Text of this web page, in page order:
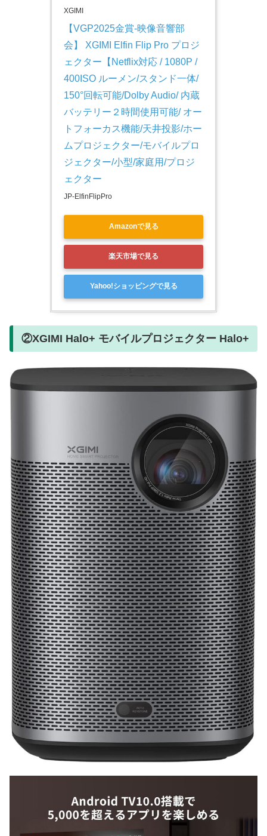
XGIMI
【VGP2025金賞-映像音響部
会】 XGIMI Elfin Flip Pro プロジ
ェクター【Netflix対応 / 1080P /
400ISO ルーメン/スタンド一体/
150°回転可能/Dolby Audio/ 内蔵
バッテリー２時間使用可能/ オー
トフォーカス機能/天井投影/ホー
ムプロジェクター/モバイルプロ
ジェクター/小型/家庭用/プロジ
ェクター
JP-ElfinFlipPro
Amazonで見る
楽天市場で見る
Yahoo!ショッピングで見る
②XGIMI Halo+ モバイルプロジェクター Halo+